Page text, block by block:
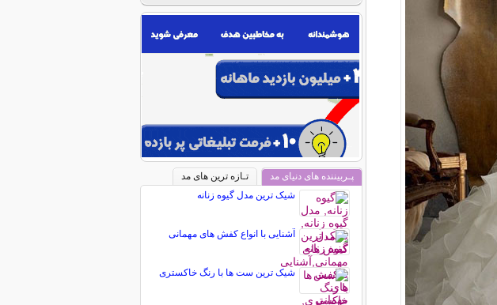
پـربیننده های دنیای مد
تـازه ترین های مد
شیک ترین مدل گیوه زنانه
آشنایی با انواع کفش های مهمانی
شیک ترین ست ها با رنگ خاکستری